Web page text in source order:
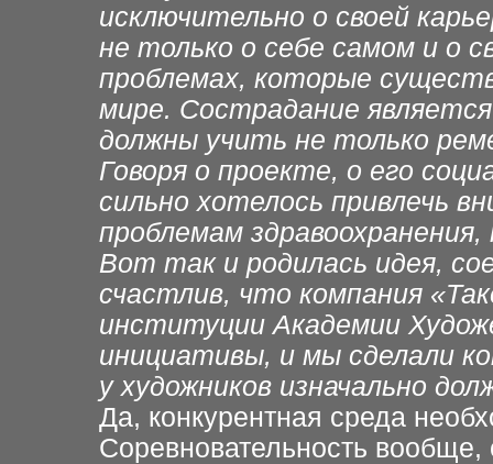
исключительно о своей
не только о себе самом и о
проблемах, которые
мире. Сострадание
должны учить не только
Говоря о проекте, о его
сильно хотелось привлечь
проблемам
Вот так и родилась идея,
счастлив, что компания
институции Академии
инициативы, и мы сделали
у художников изначально
Да, конкурентная среда
Соревновательность